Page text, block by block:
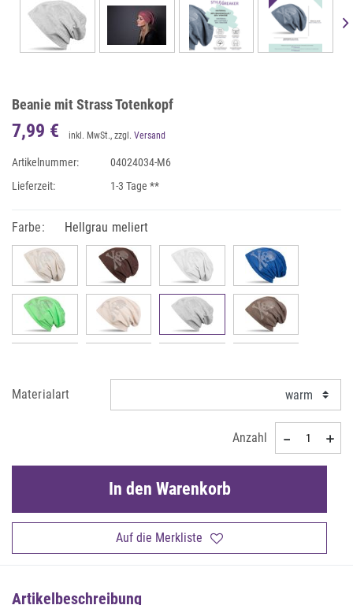
Beanie mit Strass Totenkopf
7,99 € inkl. MwSt., zzgl. Versand
Artikelnummer:
04024034-M6
Lieferzeit:
1-3 Tage **
Farbe: Hellgrau meliert
Materialart
Anzahl
Auf die Merkliste
In den Warenkorb
Artikelbeschreibung